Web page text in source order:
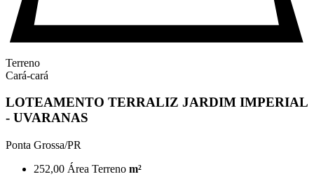
Terreno
Cará-cará
LOTEAMENTO TERRALIZ JARDIM IMPERIAL
- UVARANAS
Ponta Grossa/PR
252,00 Área Terreno m²